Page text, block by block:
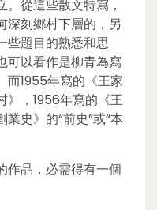
從這些散文特寫，
深刻鄉村下層的，另
些題目的熟悉和思
可以看作是柳青為寫
而1955年寫的《王家
》，1956年寫的《王
史》的“前史”或“本
作品，必需得有一個